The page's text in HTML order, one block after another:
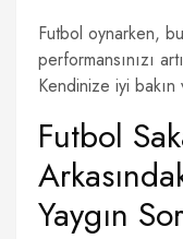
Futbol oynarken,
performansınızı
Kendinize iyi bakın
Futbol
Yaygın